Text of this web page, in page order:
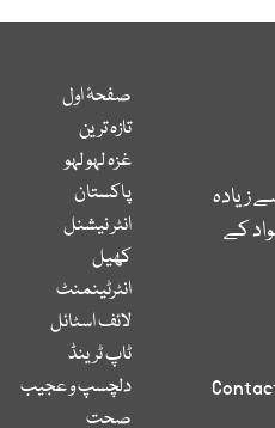
زیادہ
کے
صفحۂ اول
تازہ ترین
غزہ لہو لہو
پاکستان
انٹر نیشنل
کھیل
انٹرٹینمنٹ
لائف اسٹائل
ٹاپ ٹرینڈ
دلچسپ و عجیب
صحت